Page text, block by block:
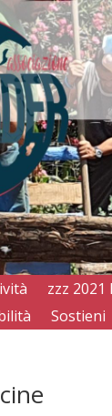
zzz 2021
Sostieni